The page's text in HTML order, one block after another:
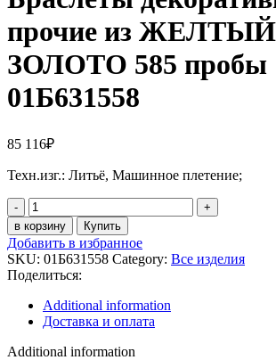
прочие из ЖЕЛТЫЙ
ЗОЛОТО 585 пробы
01Б631558
85 116₽
Техн.изг.: Литьё, Машинное плетение;
Браслеты
декоративные
прочие
из
ЖЕЛТЫЙ
ЗОЛОТО
585
пробы
01Б631558
quantity
в корзину Купить
Добавить в избранное
SKU: 01Б631558 Category: Все изделия
Поделиться:
Additional information
Доставка и оплата
Additional information